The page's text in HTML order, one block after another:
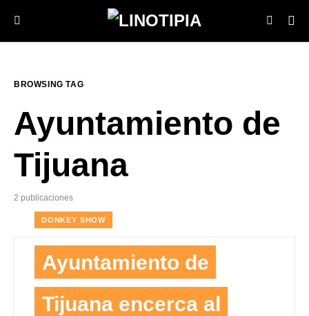
BROWSING TAG
Ayuntamiento de
Tijuana
2 publicaciones
DONKEY SHOW
Ayuntamiento de
Tijuana encerca al